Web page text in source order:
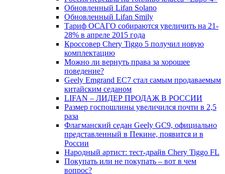
Обновленный Lifan Solano
Обновленный Lifan Smily
Тариф ОСАГО собираются увеличить на 21-
28% в апреле 2015 года
Кроссовер Chery Tiggo 5 получил новую
комплектацию
Можно ли вернуть права за хорошее
поведение?
Geely Emgrand EC7 стал самым продаваемым
китайским седаном
LIFAN – ЛИДЕР ПРОДАЖ В РОССИИ
Размер госпошлины увеличился почти в 2,5
раза
Флагманский седан Geely GC9, официально
представленный в Пекине, появится и в
России
Народный артист: тест-драйв Chery Tiggo FL
Покупать или не покупать – вот в чем
вопрос?